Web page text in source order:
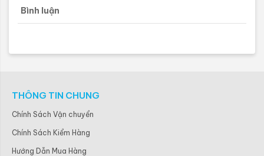
Bình luận
THÔNG TIN CHUNG
Chính Sách Vận chuyển
Chính Sách Kiểm Hàng
Hướng Dẫn Mua Hàng